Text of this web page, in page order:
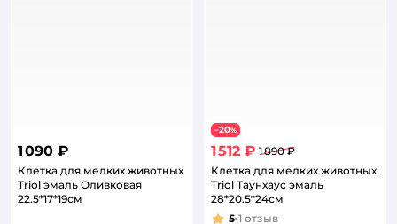
1 090 ₽
Клетка для мелких животных
Triol эмаль Оливковая
22.5*17*19см
−20%
1 512 ₽ 1 890 ₽
Клетка для мелких животных
Triol Таунхаус эмаль
28*20.5*24см
5 1 отзыв